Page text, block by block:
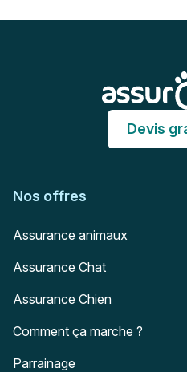
Devis
Nos offres
Assurance animaux
Assurance Chat
Assurance Chien
Comment ça marche ?
Parrainage